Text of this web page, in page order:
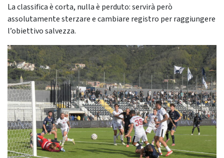
La classifica è corta, nulla è perduto: servirà però
assolutamente sterzare e cambiare registro per raggiungere
l’obiettivo salvezza.